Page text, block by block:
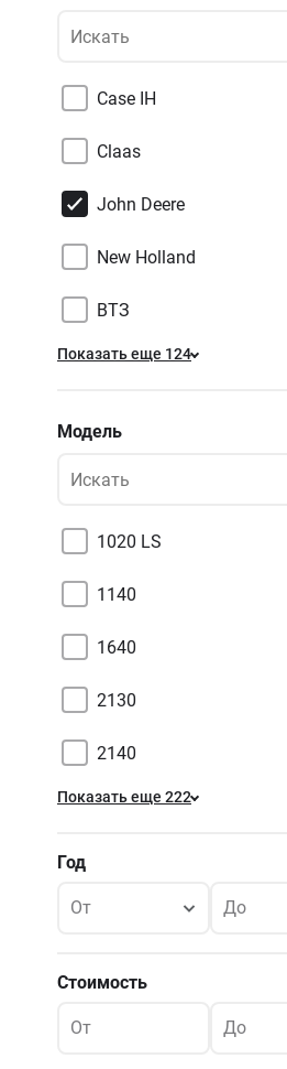
Case IH
Claas
John Deere
New Holland
ВТЗ
Показать еще 124
Модель
1020 LS
1140
1640
2130
2140
Показать еще 222
Год
От До
Стоимость
От До